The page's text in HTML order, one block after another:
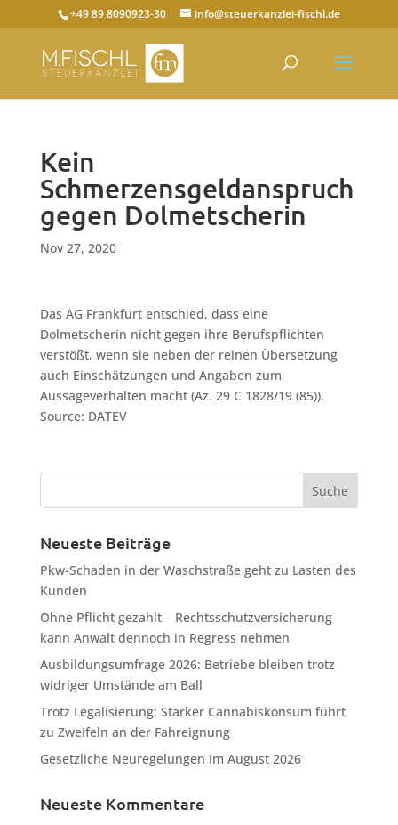
+49 89 8090923-30 info@steuerkanzlei-fischl.de
Kein
Schmerzensgeldanspruch
gegen Dolmetscherin
Nov 27, 2020
Das AG Frankfurt entschied, dass eine
Dolmetscherin nicht gegen ihre Berufspflichten
verstößt, wenn sie neben der reinen Übersetzung
auch Einschätzungen und Angaben zum
Aussageverhalten macht (Az. 29 C 1828/19 (85)).
Source: DATEV
Neueste Beiträge
Pkw-Schaden in der Waschstraße geht zu Lasten des
Kunden
Ohne Pflicht gezahlt – Rechtsschutzversicherung
kann Anwalt dennoch in Regress nehmen
Ausbildungsumfrage 2026: Betriebe bleiben trotz
widriger Umstände am Ball
Trotz Legalisierung: Starker Cannabiskonsum führt
zu Zweifeln an der Fahreignung
Gesetzliche Neuregelungen im August 2026
Neueste Kommentare